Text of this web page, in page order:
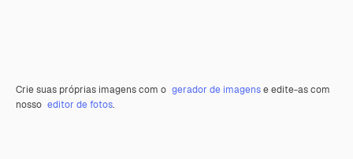
Crie suas próprias imagens com o gerador de imagense edite-as com
nosso editor de fotos.